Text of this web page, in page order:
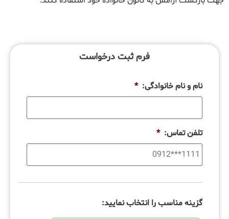
فرم ثبت درخواست
نام و نام خانوادگی: *
تلفن تماس: *
گزینه مناسب را انتخاب نمایید: